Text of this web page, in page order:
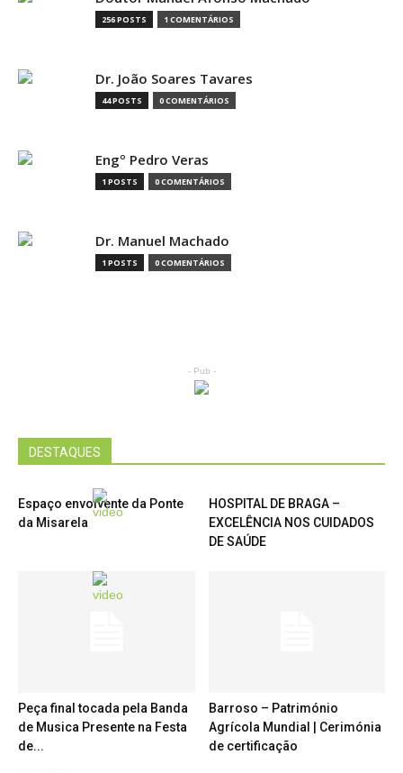
256 POSTS 1 COMENTÁRIOS
Dr. João Soares Tavares
44 POSTS 0 COMENTÁRIOS
Engº Pedro Veras
1 POSTS 0 COMENTÁRIOS
Dr. Manuel Machado
1 POSTS 0 COMENTÁRIOS
- Pub -
DESTAQUES
Espaço envolvente da Ponte
da Misarela
HOSPITAL DE BRAGA –
EXCELÊNCIA NOS CUIDADOS
DE SAÚDE
Peça final tocada pela Banda
de Musica Presente na Festa
de...
Barroso – Património
Agrícola Mundial | Cerimónia
de certificação